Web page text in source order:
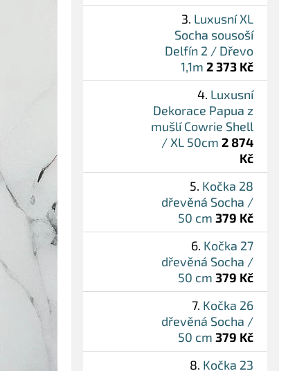
Luxusní XL
Socha sousoší
Delfín 2 / Dřevo
1,1m 2 373 Kč
Luxusní
Dekorace Papua z
mušlí Cowrie Shell
/ XL 50cm 2 874
Kč
Kočka 28
dřevěná Socha /
50 cm 379 Kč
Kočka 27
dřevěná Socha /
50 cm 379 Kč
Kočka 26
dřevěná Socha /
50 cm 379 Kč
Kočka 23